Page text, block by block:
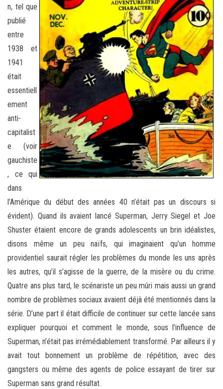
n, tel que
publié
entre
1938 et
1941
était
essentiell
ement
anti-
capitalist
e (voir
gauchiste
, ce qui
dans
l’Amérique du début des années 40 n’était pas un discours si
évident). Quand ils avaient lancé Superman, Jerry Siegel et Joe
Shuster étaient encore de grands adolescents un brin idéalistes,
disons même un peu naïfs, qui imaginaient qu’un homme
providentiel saurait régler les problèmes du monde les uns après
les autres, qu’il s’agisse de la guerre, de la misère ou du crime.
Quatre ans plus tard, le scénariste un peu mûri mais aussi un grand
nombre de problèmes sociaux avaient déjà été mentionnés dans la
série. D’une part il était difficile de continuer sur cette lancée sans
expliquer pourquoi et comment le monde, sous l’influence de
Superman, n’était pas irrémédiablement transformé. Par ailleurs il y
avait tout bonnement un problème de répétition, avec des
gangsters ou même des agents de police essayant de tirer sur
Superman sans grand résultat.